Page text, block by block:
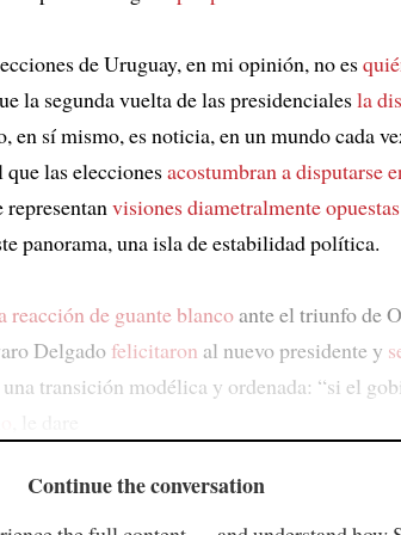
de Uruguay, en mi opinión, no es
la segunda vuelta de las presidencialesla
en sí mismo, es noticia, en un mundo cada
las eleccionesacostumbran a disputarse
visiones diametralmente opuestas
panorama, una isla de estabilidad política.
reacción de guante blancoante el triunfo de
Delgadofelicitaron al nuevo presidente y
transición modélica y ordenada: “si el
Continue the conversation